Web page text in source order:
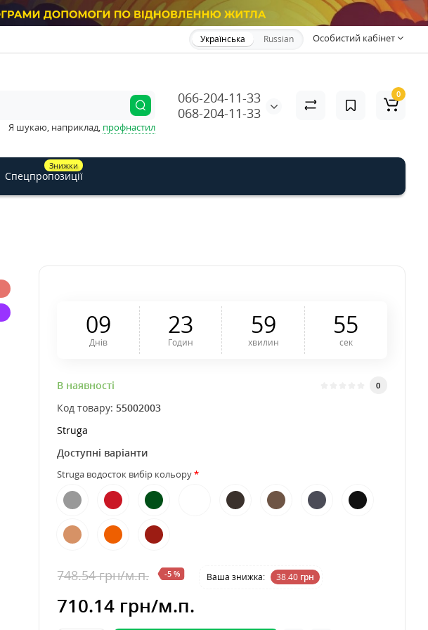
Особистий кабінет
Українська Russian
066-204-11-33
068-204-11-33
Я шукаю, наприклад, профнастил
0
09
Днів
23
Годин
59
хвилин
54
сек
В наявності 0
Код товару: 55002003
Struga
Доступні варіанти
Struga водосток вибір кольору
748.54 грн/м.п. -5 % Ваша знижка: 38.40 грн
710.14 грн/м.п.
Знижки
Спецпропозиції